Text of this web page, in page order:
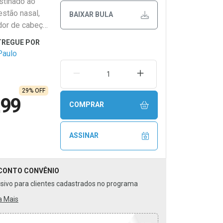
nasal,
de cabeça
com 20
BAIXAR BULA
29% OFF
REMOVER UMA UNIDADEAUMENTAR UMA
COMPRAR
ASSINAR
CONVÊNIO
para clientes cadastrados no programa
Mais